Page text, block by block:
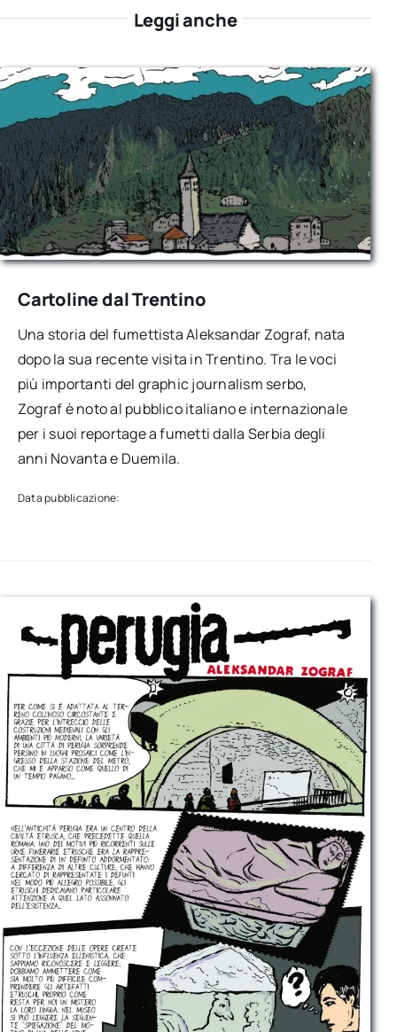
Leggi anche
Cartoline dal Trentino
Una storia del fumettista Aleksandar Zograf, nata
dopo la sua recente visita in Trentino. Tra le voci
più importanti del graphic journalism serbo,
Zograf è noto al pubblico italiano e internazionale
per i suoi reportage a fumetti dalla Serbia degli
anni Novanta e Duemila.
Data pubblicazione: